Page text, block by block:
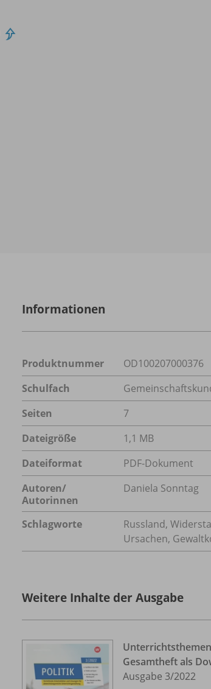
Informationen
Produktnummer
OD100207000376
Schulfach
Seiten
7
Dateigröße
1,1 MB
Dateiformat
PDF-Dokument
Autoren/
Autorinnen
Daniela Sonntag
Schlagworte
Russland,
Ursachen,
Weitere Inhalte der Ausgabe
Gesamtheft als
Ausgabe 3/2022